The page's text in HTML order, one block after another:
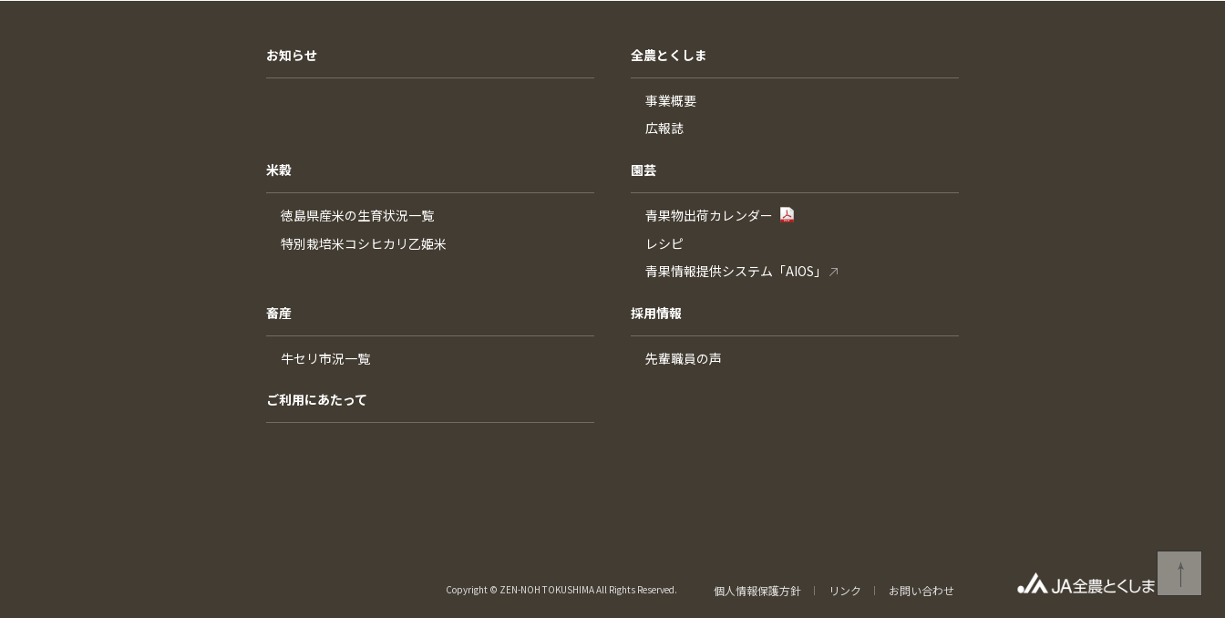
お知らせ 全農とくしま
事業概要
広報誌
米穀
徳島県産米の生育状況一覧
特別栽培米コシヒカリ乙姫米
園芸
青果物出荷カレンダー
レシピ
青果情報提供システム「AIOS」
畜産
牛セリ市況一覧
採用情報
先輩職員の声
ご利用にあたって
Copyright © ZEN-NOH TOKUSHIMA All Rights Reserved. 個人情報保護方針 リンク お問い合わせ